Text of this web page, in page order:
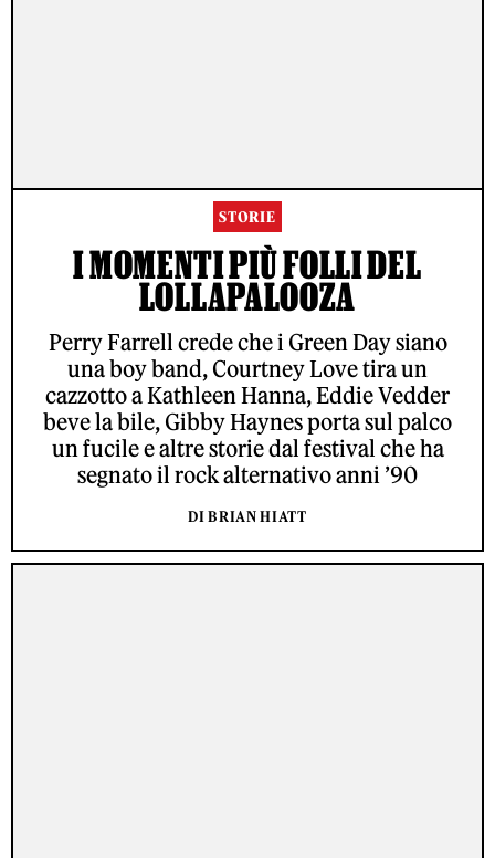
STORIE
I MOMENTI PIÙ FOLLI DEL
LOLLAPALOOZA
Perry Farrell crede che i Green Day siano
una boy band, Courtney Love tira un
cazzotto a Kathleen Hanna, Eddie Vedder
beve la bile, Gibby Haynes porta sul palco
un fucile e altre storie dal festival che ha
segnato il rock alternativo anni ’90
DI BRIAN HIATT